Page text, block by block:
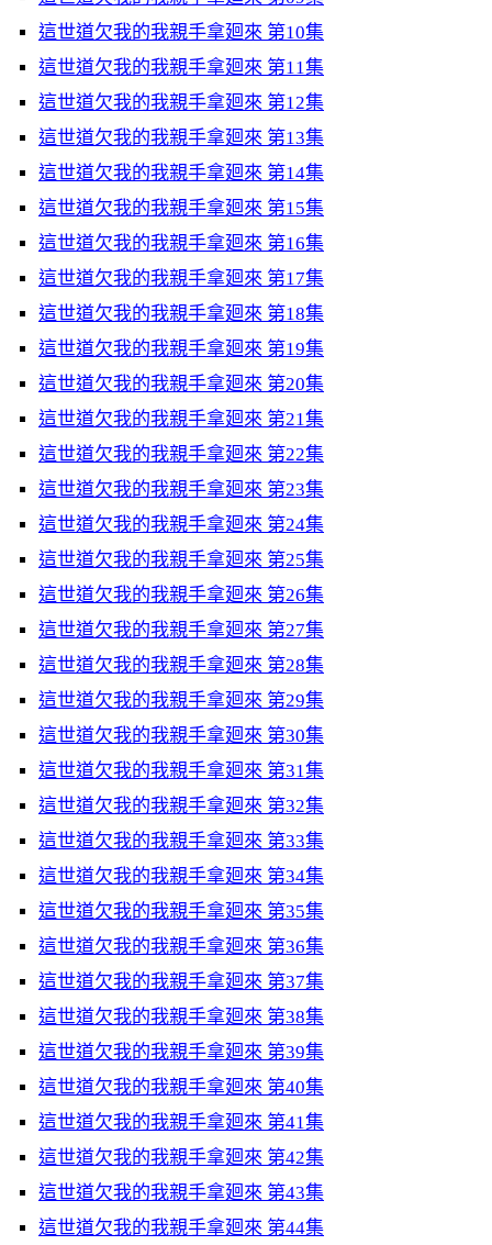
這世道欠我的我親手拿廻來 第10集
這世道欠我的我親手拿廻來 第11集
這世道欠我的我親手拿廻來 第12集
這世道欠我的我親手拿廻來 第13集
這世道欠我的我親手拿廻來 第14集
這世道欠我的我親手拿廻來 第15集
這世道欠我的我親手拿廻來 第16集
這世道欠我的我親手拿廻來 第17集
這世道欠我的我親手拿廻來 第18集
這世道欠我的我親手拿廻來 第19集
這世道欠我的我親手拿廻來 第20集
這世道欠我的我親手拿廻來 第21集
這世道欠我的我親手拿廻來 第22集
這世道欠我的我親手拿廻來 第23集
這世道欠我的我親手拿廻來 第24集
這世道欠我的我親手拿廻來 第25集
這世道欠我的我親手拿廻來 第26集
這世道欠我的我親手拿廻來 第27集
這世道欠我的我親手拿廻來 第28集
這世道欠我的我親手拿廻來 第29集
這世道欠我的我親手拿廻來 第30集
這世道欠我的我親手拿廻來 第31集
這世道欠我的我親手拿廻來 第32集
這世道欠我的我親手拿廻來 第33集
這世道欠我的我親手拿廻來 第34集
這世道欠我的我親手拿廻來 第35集
這世道欠我的我親手拿廻來 第36集
這世道欠我的我親手拿廻來 第37集
這世道欠我的我親手拿廻來 第38集
這世道欠我的我親手拿廻來 第39集
這世道欠我的我親手拿廻來 第40集
這世道欠我的我親手拿廻來 第41集
這世道欠我的我親手拿廻來 第42集
這世道欠我的我親手拿廻來 第43集
這世道欠我的我親手拿廻來 第44集